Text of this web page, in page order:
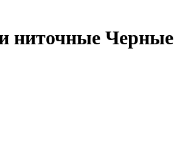
ниточные Черные